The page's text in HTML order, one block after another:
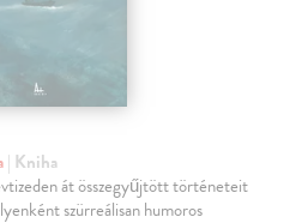
| Kniha
át összegyűjtött történeteit
szürreálisan humoros